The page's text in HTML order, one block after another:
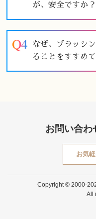
が、安全ですか？
なぜ、ブラッシ
ることをすすめ
お問い合わ
お気
Copyright © 2000-
All